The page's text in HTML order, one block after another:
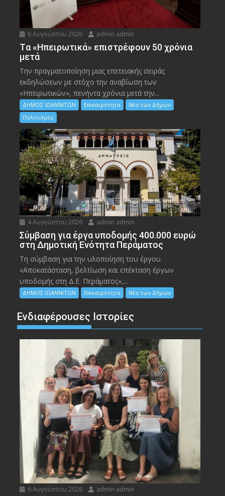
6 Αυγούστου 2026 admin admin
Tα «Ηπειρωτικά» επιστρέφουν 50 χρόνια
μετά
Την πραγματοποίηση μιας επετειακής σειράς
εκδηλώσεων με στόχο την αναβίωση των
«Ηπειρωτικών», πενήντα χρόνια μετά την...
ΔΗΜΟΣ ΙΩΑΝΝΙΤΩΝ Επικαιρότητα
Νέα των Δήμων
Πολιτισμός
4 Αυγούστου 2026 admin admin
Σύμβαση για έργα υποδομής 400.000 ευρώ
στη Δημοτική Ενότητα Περάματος
Τη σύμβαση για την υλοποίηση του έργου
«Αποκατάσταση, βελτίωση και επέκταση έργων
υποδομής στη Δ.Ε. Περάματος»,...
ΔΗΜΟΣ ΙΩΑΝΝΙΤΩΝ Επικαιρότητα Νέα των Δήμων
Ενδιαφέρουσες Ιστορίες
6 Αυγούστου 2026 admin admin